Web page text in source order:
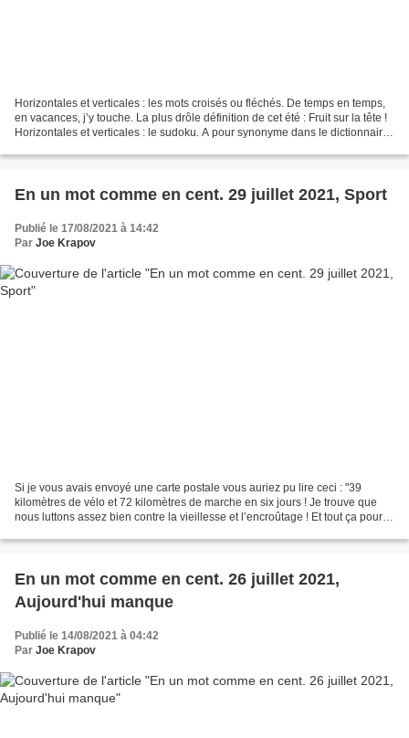
Horizontales et verticales : les mots croisés ou fléchés. De temps en temps,
en vacances, j’y touche. La plus drôle définition de cet été : Fruit sur la tête !
Horizontales et verticales : le sudoku. A pour synonyme dans le dictionnaire
En un mot comme en cent. 29 juillet 2021, Sport
Publié le 17/08/2021 à 14:42
Par Joe Krapov
Si je vous avais envoyé une carte postale vous auriez pu lire ceci : "39
kilomètres de vélo et 72 kilomètres de marche en six jours ! Je trouve que
nous luttons assez bien contre la vieillesse et l’encroûtage ! Et tout ça pour la
En un mot comme en cent. 26 juillet 2021,
Aujourd'hui manque
Publié le 14/08/2021 à 04:42
Par Joe Krapov